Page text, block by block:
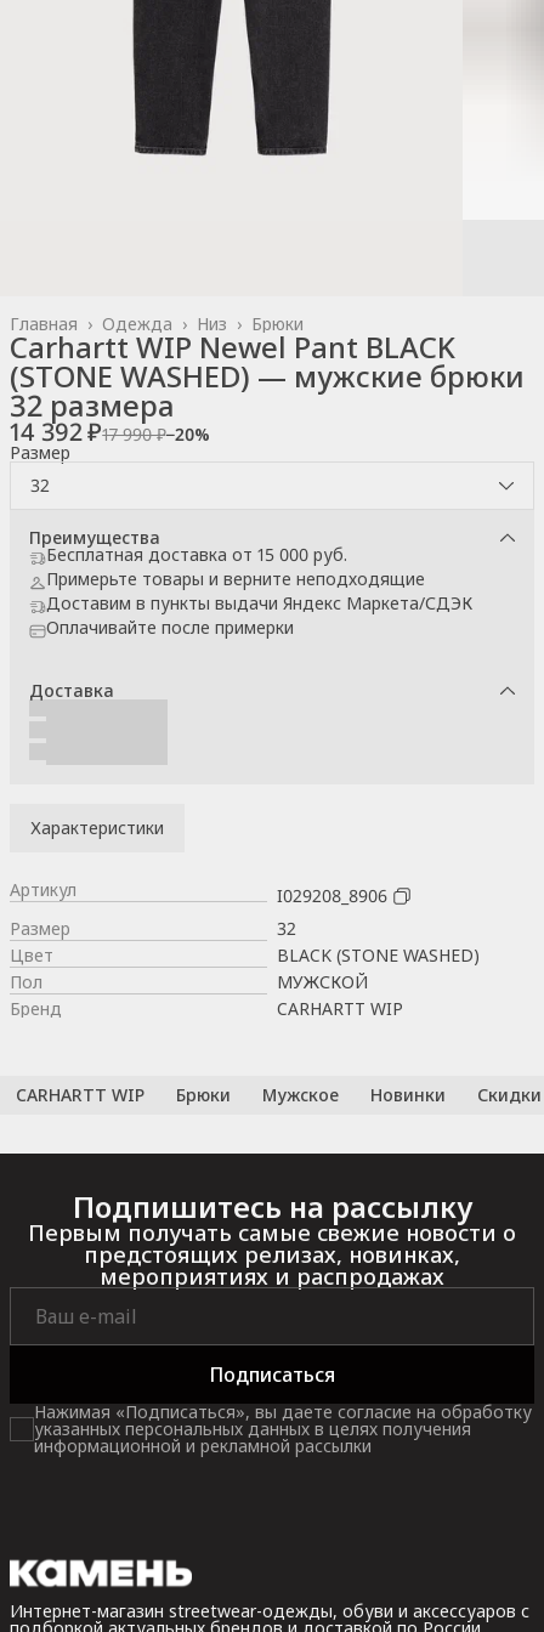
Брюки
Низ ›
Одежда ›
Главная ›
Carhartt WIP Newel Pant BLACK
(STONE WASHED) — мужские брюки
32 размера
14 392 ₽17 990 ₽−20%
Размер
32
Преимущества
Бесплатная доставка от 15 000 руб.
Примерьте товары и верните неподходящие
Доставим в пункты выдачи Яндекс Маркета/СДЭК
Оплачивайте после примерки
Доставка
Характеристики
Артикул
I029208_8906
Размер
32
Цвет
BLACK (STONE WASHED)
Пол
МУЖСКОЙ
Бренд
CARHARTT WIP
CARHARTT WIP Брюки Мужское Новинки Скидки
Подпишитесь на рассылку
Первым получать самые свежие новости о
предстоящих релизах, новинках,
мероприятиях и распродажах
Подписаться
Нажимая «Подписаться», вы даете согласие на обработку
указанных персональных данных в целях получения
информационной и рекламной рассылки
Интернет-магазин streetwear-одежды, обуви и аксессуаров с